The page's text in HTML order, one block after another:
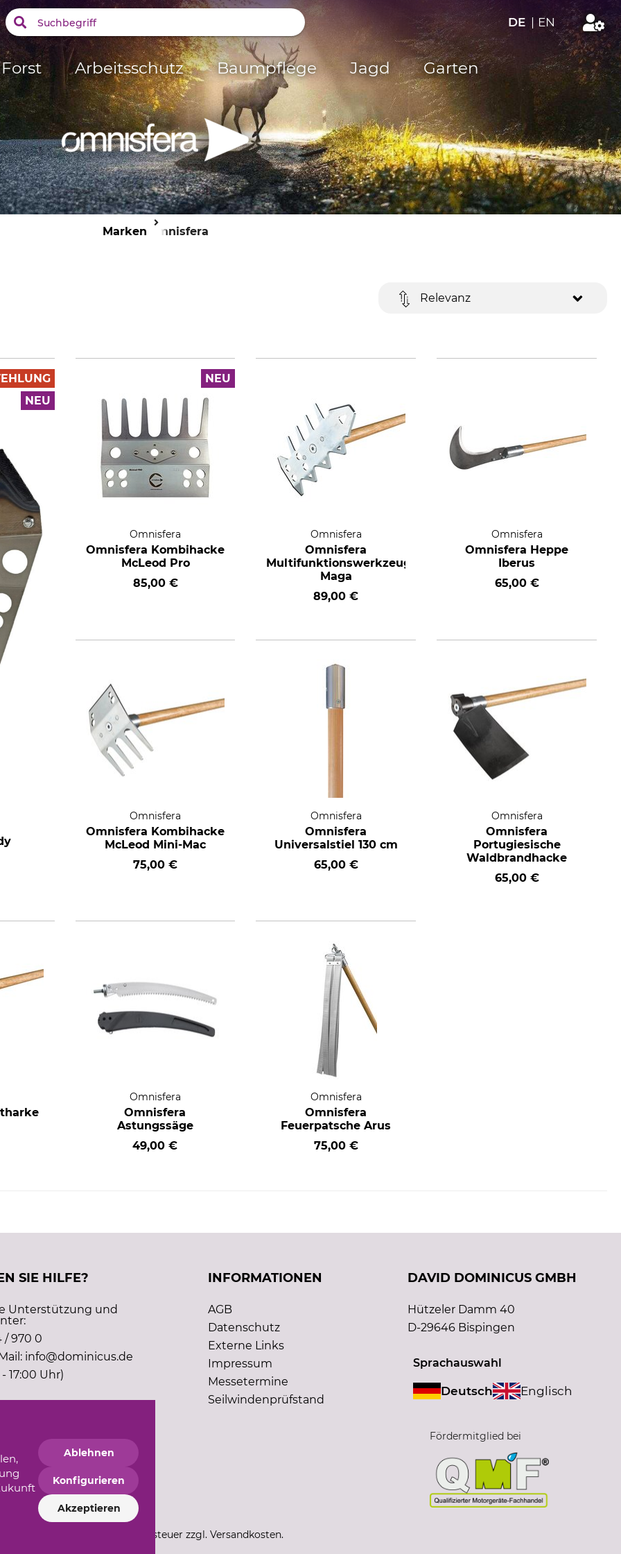
DE | EN
Forst Arbeitsschutz Baumpflege Jagd Garten
Marken Omnisfera
Relevanz
NEU
NEU
Omnisfera
Omnisfera Kombihacke
McLeod Pro
85,00 €
Omnisfera
Omnisfera
Multifunktionswerkzeug
Maga
89,00 €
Omnisfera
Omnisfera Heppe
Iberus
65,00 €
Omnisfera
Omnisfera Kombihacke
McLeod Mini-Mac
75,00 €
Omnisfera
Omnisfera
Universalstiel 130 cm
65,00 €
Omnisfera
Omnisfera
Portugiesische
Waldbrandhacke
65,00 €
Omnisfera
Omnisfera
Astungssäge
49,00 €
Omnisfera
Omnisfera
Feuerpatsche Arus
75,00 €
SIE HILFE?
Unterstützung und
/ 970 0
info@dominicus.de
17:00 Uhr)
INFORMATIONEN
AGB
Datenschutz
Externe Links
Impressum
Messetermine
Seilwindenprüfstand
DAVID DOMINICUS GMBH
Hützeler Damm 40
D-29646 Bispingen
Sprachauswahl
Deutsch Englisch
Fördermitglied bei
*Alle Preise inkl. Mehrwertsteuer zzgl. Versandkosten.
Ablehnen
Konfigurieren
Akzeptieren